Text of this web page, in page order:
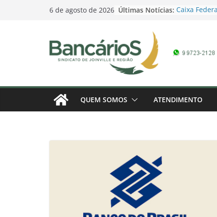
6 de agosto de 2026 Últimas Notícias: Caixa
pela
domingo
Contagem
Bancários
Banco do
Campanha
QUEM SOMOS ATENDIMENTO